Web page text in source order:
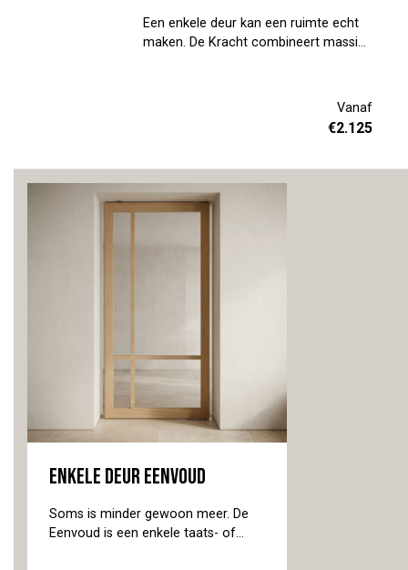
Een enkele deur kan een ruimte echt
maken. De Kracht combineert massief
het opvalt, maar omdat het klopt. Jij
kiest de kleur, de roedes en de maat.
Stem de afwerking af op het hout dat
schuifdeur, dat bepaal jij. Kom langs in
Oirschot en laat je inspireren. Plan een
Vanaf
€2.125
Enkele deur Eenvoud
Soms is minder gewoon meer. De
Eenvoud is een enkele taats- of